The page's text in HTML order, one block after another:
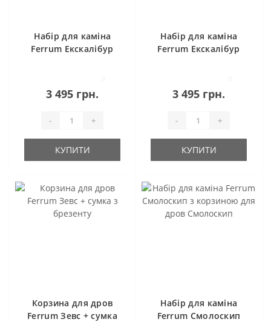
Набір для каміна
Ferrum Екскалібур
3 495 грн.
- +
КУПИТИ
Набір для каміна
Ferrum Екскалібур
3 495 грн.
- +
КУПИТИ
Корзина для дров
Ferrum Зевс + сумка
Набір для каміна
Ferrum Смолоскип